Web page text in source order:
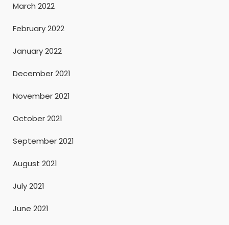
March 2022
February 2022
January 2022
December 2021
November 2021
October 2021
September 2021
August 2021
July 2021
June 2021